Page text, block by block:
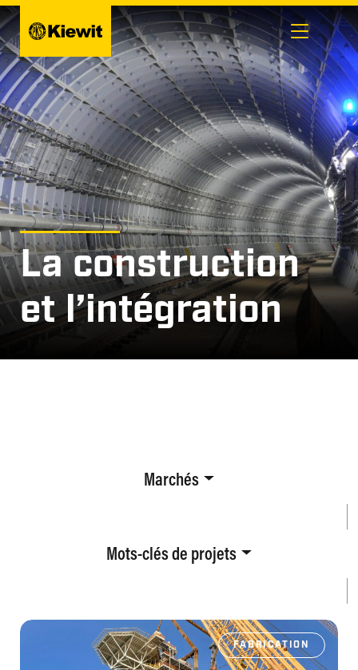
Passer
au
contenu
La construction
et l’intégration
Marchés
Mots-clés de projets
FABRICATION